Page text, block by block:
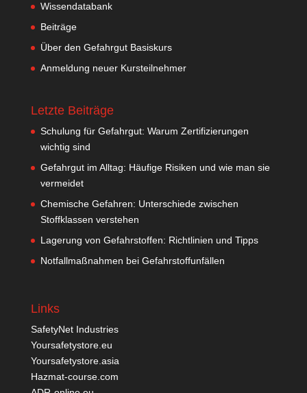
Wissendatabank
Beiträge
Über den Gefahrgut Basiskurs
Anmeldung neuer Kursteilnehmer
Letzte Beiträge
Schulung für Gefahrgut: Warum Zertifizierungen
wichtig sind
Gefahrgut im Alltag: Häufige Risiken und wie man sie
vermeidet
Chemische Gefahren: Unterschiede zwischen
Stoffklassen verstehen
Lagerung von Gefahrstoffen: Richtlinien und Tipps
Notfallmaßnahmen bei Gefahrstoffunfällen
Links
SafetyNet Industries
Yoursafetystore.eu
Yoursafetystore.asia
Hazmat-course.com